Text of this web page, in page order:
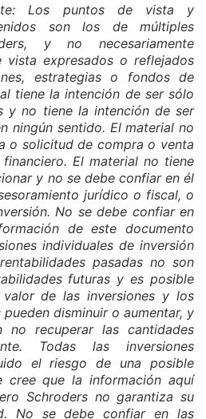
Los puntos de vista y
son los de múltiples
y no necesariamente
vista expresados o reflejados
estrategias o fondos de
tiene la intención de ser sólo
y no tiene la intención de ser
ningún sentido. El material no
o solicitud de compra o venta
El material no tiene
y no se debe confiar en él
jurídico o fiscal, o
No se debe confiar en
de este documento
individuales de inversión
pasadas no son
futuras y es posible
de las inversiones y los
disminuir o aumentar, y
no recuperar las cantidades
Todas las inversiones
el riesgo de una posible
cree que la información aquí
Schroders no garantiza su
No se debe confiar en las